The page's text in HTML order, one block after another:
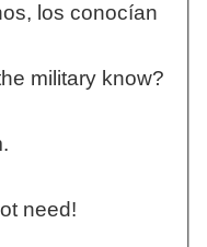
los conocían
military know?
need!